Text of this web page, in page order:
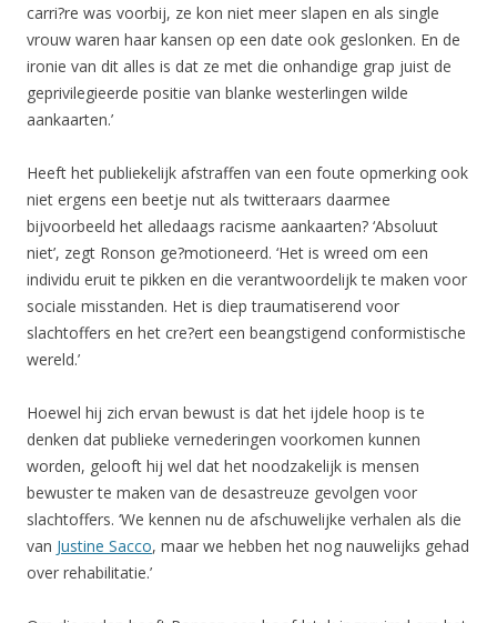
carri?re was voorbij, ze kon niet meer slapen en als single
vrouw waren haar kansen op een date ook geslonken. En de
ironie van dit alles is dat ze met die onhandige grap juist de
geprivilegieerde positie van blanke westerlingen wilde
aankaarten.’
Heeft het publiekelijk afstraffen van een foute opmerking ook
niet ergens een beetje nut als twitteraars daarmee
bijvoorbeeld het alledaags racisme aankaarten? ‘Absoluut
niet’, zegt Ronson ge?motioneerd. ‘Het is wreed om een
individu eruit te pikken en die verantwoordelijk te maken voor
sociale misstanden. Het is diep traumatiserend voor
slachtoffers en het cre?ert een beangstigend conformistische
wereld.’
Hoewel hij zich ervan bewust is dat het ijdele hoop is te
denken dat publieke vernederingen voorkomen kunnen
worden, gelooft hij wel dat het noodzakelijk is mensen
bewuster te maken van de desastreuze gevolgen voor
slachtoffers. ‘We kennen nu de afschuwelijke verhalen als die
van Justine Sacco, maar we hebben het nog nauwelijks gehad
over rehabilitatie.’